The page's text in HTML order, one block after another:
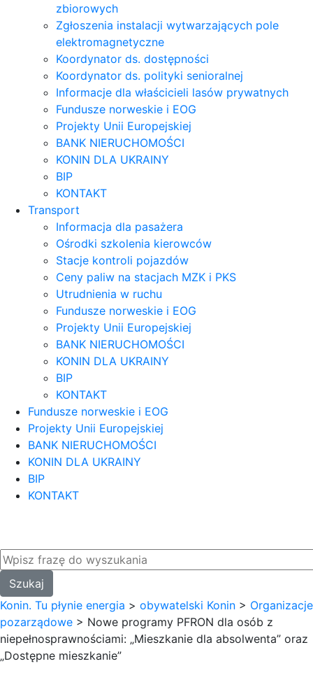
zbiorowych
Zgłoszenia instalacji wytwarzających pole
elektromagnetyczne
Koordynator ds. dostępności
Koordynator ds. polityki senioralnej
Informacje dla właścicieli lasów prywatnych
Fundusze norweskie i EOG
Projekty Unii Europejskiej
BANK NIERUCHOMOŚCI
KONIN DLA UKRAINY
BIP
KONTAKT
Transport
Informacja dla pasażera
Ośrodki szkolenia kierowców
Stacje kontroli pojazdów
Ceny paliw na stacjach MZK i PKS
Utrudnienia w ruchu
Fundusze norweskie i EOG
Projekty Unii Europejskiej
BANK NIERUCHOMOŚCI
KONIN DLA UKRAINY
BIP
KONTAKT
Fundusze norweskie i EOG
Projekty Unii Europejskiej
BANK NIERUCHOMOŚCI
KONIN DLA UKRAINY
BIP
KONTAKT
Konin. Tu płynie energia > obywatelski Konin > Organizacje
pozarządowe > Nowe programy PFRON dla osób z
niepełnosprawnościami: „Mieszkanie dla absolwenta” oraz
„Dostępne mieszkanie”